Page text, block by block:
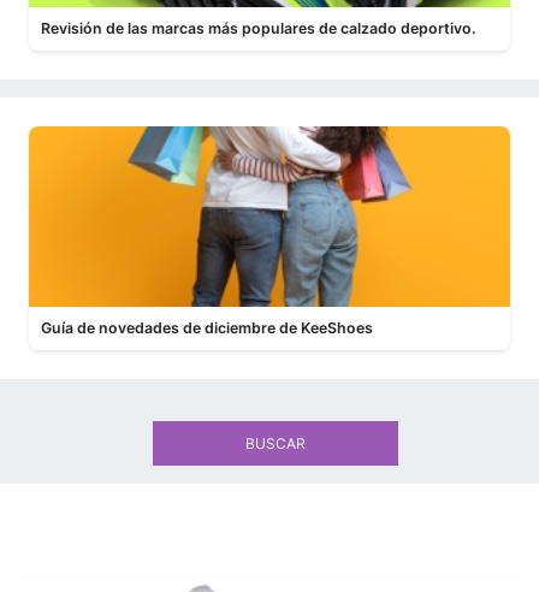
Revisión de las marcas más populares de calzado deportivo.
Guía de novedades de diciembre de KeeShoes
BUSCAR